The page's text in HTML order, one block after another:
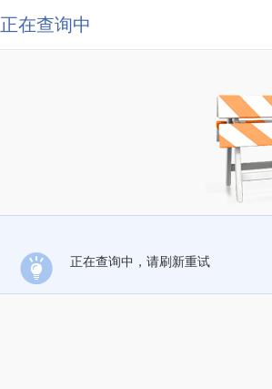
正在查询中
正在查询中，请刷新重试